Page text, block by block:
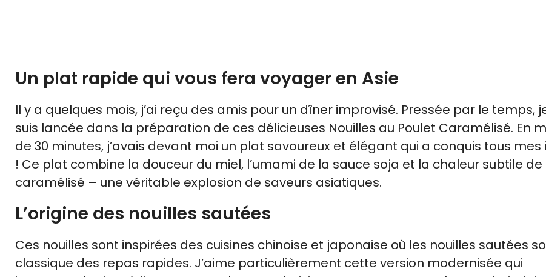
Un plat rapide qui vous fera voyager en Asie
Il y a quelques mois, j’ai reçu des amis pour un dîner improvisé. Pressée par le temps,
suis lancée dans la préparation de ces délicieuses Nouilles au Poulet Caramélisé. En
de 30 minutes, j’avais devant moi un plat savoureux et élégant qui a conquis tous mes
! Ce plat combine la douceur du miel, l’umami de la sauce soja et la chaleur subtile de
caramélisé – une véritable explosion de saveurs asiatiques.
L’origine des nouilles sautées
Ces nouilles sont inspirées des cuisines chinoise et japonaise où les nouilles sautées
classique des repas rapides. J’aime particulièrement cette version modernisée qui